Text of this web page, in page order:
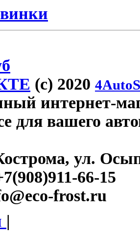
(c) 2020
интернет-
для вашего
ул.
66-15
frost.ru
|